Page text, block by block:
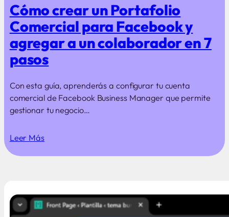
Cómo crear un Portafolio
Comercial para Facebook y
agregar a un colaborador en 7
pasos
Con esta guía, aprenderás a configurar tu cuenta
comercial de Facebook Business Manager que permite
gestionar tu negocio…
Leer Más